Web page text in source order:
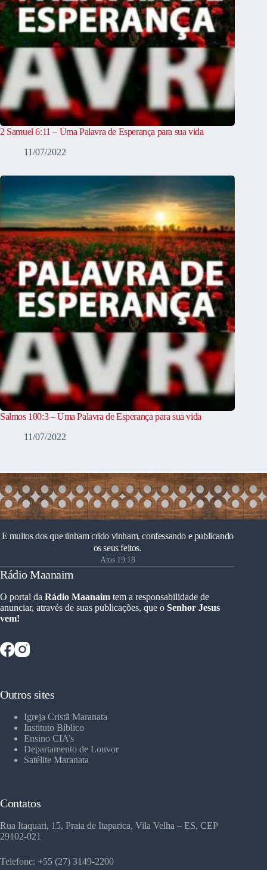
2 Samuel 6:11 – Uma Palavra de Esperança para sua vida
11/07/2022
Salmos 100:3 – Uma Palavra de Esperança para sua vida
11/07/2022
E muitos dos que tinham crido vinham, confessando e publicando
os seus feitos.
Atos 19:18
Rádio Maanaim
O portal da Rádio Maanaim tem a responsabilidade de
anunciar, através de suas publicações, que o Senhor Jesus
vem!
Outros sites
Igreja Cristã Maranata
Instituto Bíblico
Ensino CIA’s
Departamento de Louvor
Satélite Maranata
Contatos
Rua Itaquari, 15, Praia de Itaparica, Vila Velha – ES, CEP
29102-021
Telefone: +55 (27) 3149-2200